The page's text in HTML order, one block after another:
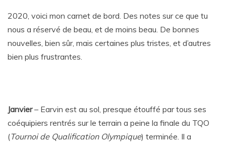
2020, voici mon carnet de bord. Des notes sur ce que tu
nous a réservé de beau, et de moins beau. De bonnes
nouvelles, bien sûr, mais certaines plus tristes, et d’autres
bien plus frustrantes.
Janvier– Earvin est au sol, presque étouffé par tous ses
coéquipiers rentrés sur le terrain a peine la finale du TQO
(Tournoi de Qualification Olympique) terminée. Il a